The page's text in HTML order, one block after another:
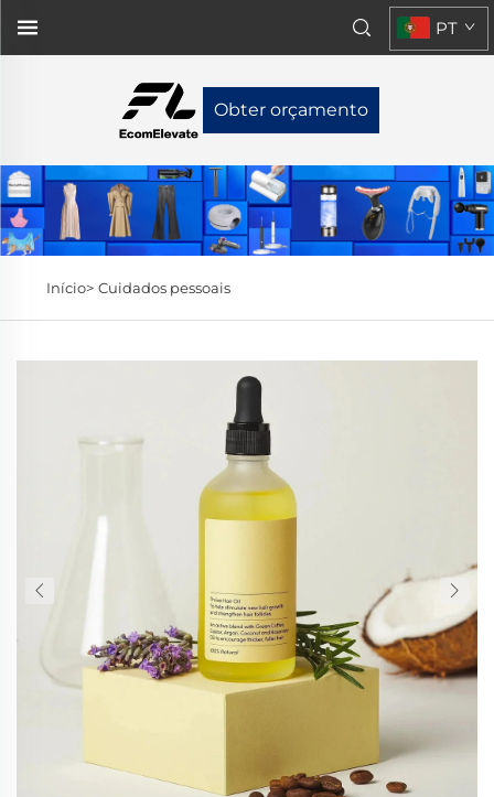
Obter orçamento
PT
Início> Cuidados pessoais